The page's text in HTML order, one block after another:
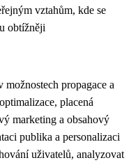
vztahům, kde se
obtížněji
propagace a
placená
marketing a obsahový
publika a personalizaci
uživatelů, analyzovat